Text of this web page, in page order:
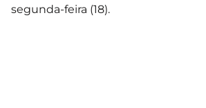
segunda-feira (18).